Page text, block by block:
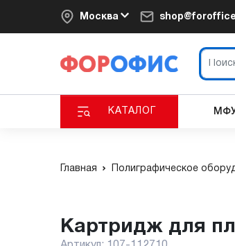
Москва
КАТАЛОГ
Главная Полиграфическое
Картридж для